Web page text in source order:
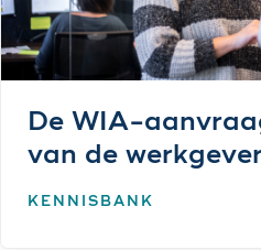
De WIA-
van de
KENNISBANK